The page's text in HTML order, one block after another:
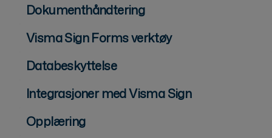
Dokumenthåndtering
Visma Sign Forms verktøy
Databeskyttelse
Integrasjoner med Visma Sign
Opplæring